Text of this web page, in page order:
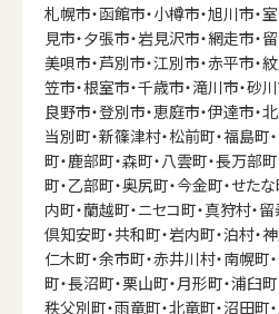
札幌市・函館市・小樽市・旭川市・
見市・夕張市・岩見沢市・網走市・
美唄市・芦別市・江別市・赤平市・
笠市・根室市・千歳市・滝川市・砂
良野市・登別市・恵庭市・伊達市・
当別町・新篠津村・松前町・福島町
町・鹿部町・森町・八雲町・長万部
町・乙部町・奥尻町・今金町・せた
内町・蘭越町・ニセコ町・真狩村・
倶知安町・共和町・岩内町・泊村・
仁木町・余市町・赤井川村・南幌町
町・長沼町・栗山町・月形町・浦臼
秩父別町・雨竜町・北竜町・沼田町